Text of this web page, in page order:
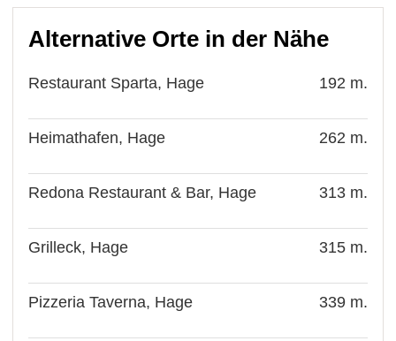
Alternative Orte in der Nähe
Restaurant Sparta, Hage 192 m.
Heimathafen, Hage 262 m.
Redona Restaurant & Bar, Hage 313 m.
Grilleck, Hage 315 m.
Pizzeria Taverna, Hage 339 m.